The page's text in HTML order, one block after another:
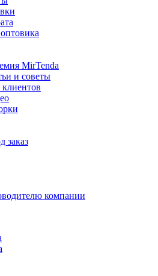
MirTenda
и советы
заказ
компании